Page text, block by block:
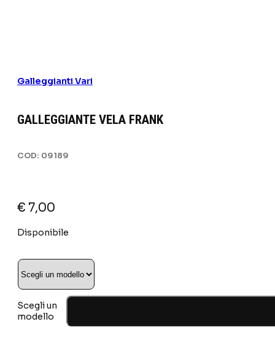
Galleggianti Vari
GALLEGGIANTE VELA FRANK
COD: 09189
€ 7,00
Disponibile
Scegli un
modello